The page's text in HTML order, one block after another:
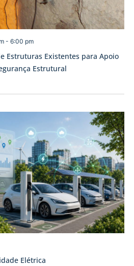
Estruturas Existentes para Apoio
Estrutural
- 6:00 pm
Elétrica